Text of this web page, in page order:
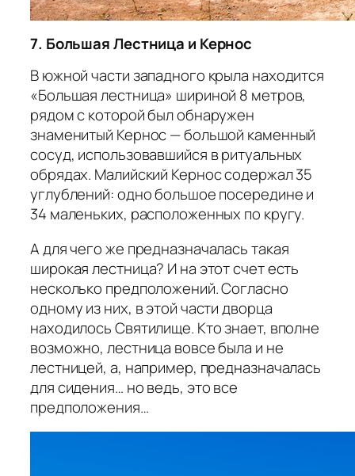
7. Большая Лестница и Кернос
В южной части западного крыла находится
«Большая лестница» шириной 8 метров,
рядом с которой был обнаружен
знаменитый Кернос — большой каменный
сосуд, использовавшийся в ритуальных
обрядах. Малийский Кернос содержал 35
углублений: одно большое посередине и
34 маленьких, расположенных по кругу.
А для чего же предназначалась такая
широкая лестница? И на этот счет есть
несколько предположений. Согласно
одному из них, в этой части дворца
находилось Святилище. Кто знает, вполне
возможно, лестница вовсе была и не
лестницей, а, например, предназначалась
для сидения… но ведь, это все
предположения…